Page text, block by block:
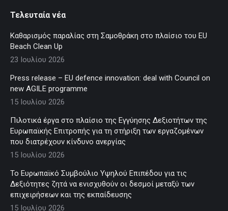
Τελευταία νέα
Καθαρισμός παραλίας στη Σαμοθράκη στο πλαίσιο του EU
Beach Clean Up
23 Ιουλίου 2026
Press release – EU defence innovation: deal with Council on
new AGILE programme
15 Ιουλίου 2026
Πιλοτικά έργα στο πλαίσιο της Εγγύησης Δεξιοτήτων της
Ευρωπαϊκής Επιτροπής για τη στήριξη των εργαζομένων
που διατρέχουν κίνδυνο ανεργίας
15 Ιουλίου 2026
Το Ευρωπαϊκό Συμβούλιο Υψηλού Επιπέδου για τις
Δεξιότητες ζητά να ενισχυθούν οι δεσμοί μεταξύ των
επιχειρήσεων και της εκπαίδευσης
15 Ιουλίου 2026